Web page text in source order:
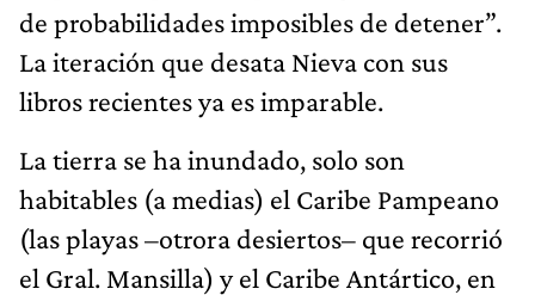
de probabilidades imposibles de detener”.
La iteración que desata Nieva con sus
libros recientes ya es imparable.
La tierra se ha inundado, solo son
habitables (a medias) el Caribe Pampeano
(las playas –otrora desiertos– que recorrió
el Gral. Mansilla) y el Caribe Antártico, en